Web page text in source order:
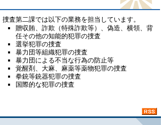
捜査第二課では以下の業務を担当しています。
贈収賄、詐欺（特殊詐欺等）、偽造、横領、背
任その他の知能的犯罪の捜査
選挙犯罪の捜査
暴力団等組織犯罪の捜査
暴力団による不当な行為の防止等
覚醒剤、大麻、麻薬等薬物犯罪の捜査
拳銃等銃器犯罪の捜査
国際的な犯罪の捜査